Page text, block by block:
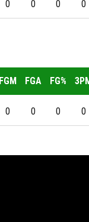
0 0 0 0
FGM FGA FG%
0 0 0 0